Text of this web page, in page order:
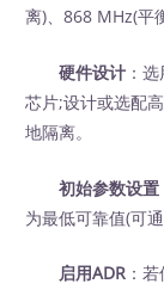
离)、868 MHz(平
硬件设计 ：
芯片;设计或选配
地隔离。
初始参数设置
为最低可靠值(可
启用ADR ：